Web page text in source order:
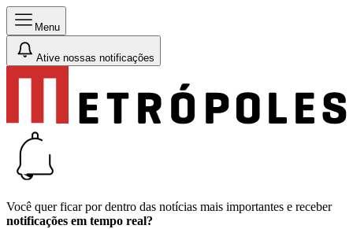
Menu
Ative nossas notificações
Você quer ficar por dentro das notícias mais importantes e receber
notificações em tempo real?